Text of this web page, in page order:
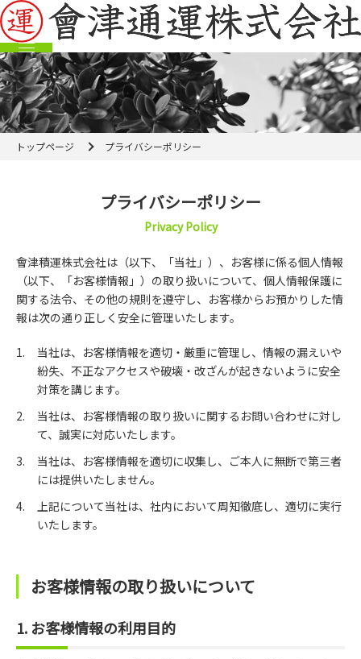
トップページ プライバシーポリシー
プライバシーポリシー
Privacy Policy
會津積運株式会社は（以下、「当社」）、お客様に係る個人情報
（以下、「お客様情報」）の取り扱いについて、個人情報保護に
関する法令、その他の規則を遵守し、お客様からお預かりした情
報は次の通り正しく安全に管理いたします。
当社は、お客様情報を適切・厳重に管理し、情報の漏えいや
紛失、不正なアクセスや破壊・改ざんが起きないように安全
対策を講じます。
当社は、お客様情報の取り扱いに関するお問い合わせに対し
て、誠実に対応いたします。
当社は、お客様情報を適切に収集し、ご本人に無断で第三者
には提供いたしません。
上記について当社は、社内において周知徹底し、適切に実行
いたします。
お客様情報の取り扱いについて
1. お客様情報の利用目的